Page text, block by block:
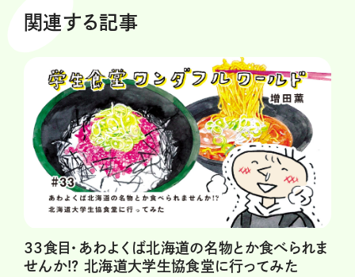
関連する記事
33食目・あわよくば北海道の名物とか食べられま
せんか!? 北海道大学生協食堂に行ってみた